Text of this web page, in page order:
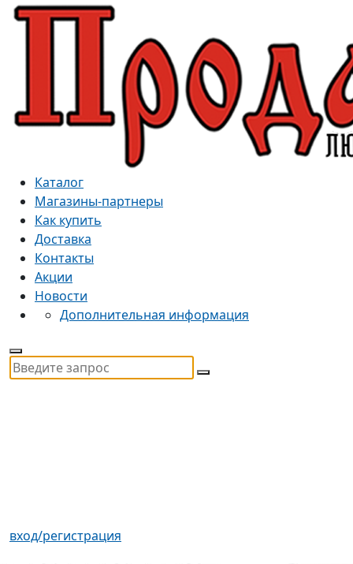
Каталог
Магазины-партнеры
Как купить
Доставка
Контакты
Акции
Новости
Дополнительная информация
вход/регистрация